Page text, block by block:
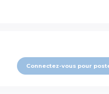
Connectez-vous pour